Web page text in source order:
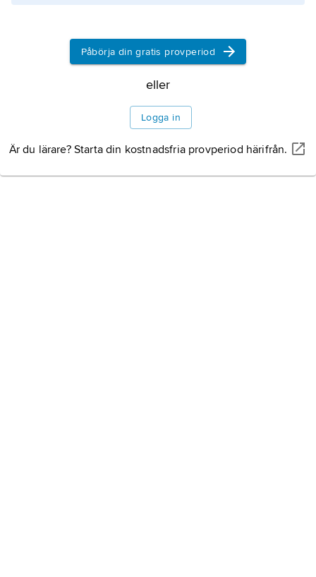
Påbörja din gratis provperiod
eller
Logga in
Är du lärare? Starta din kostnadsfria provperiod härifrån.